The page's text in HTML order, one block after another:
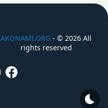
AKONAMI.ORG - © 2026 All
rights reserved